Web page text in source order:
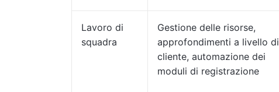
Lavoro di
squadra
Gestione delle risorse,
approfondimenti a livello di
cliente, automazione dei
moduli di registrazione